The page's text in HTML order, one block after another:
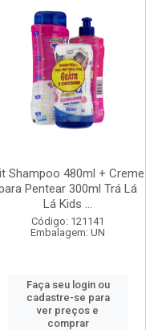
Shampoo 480ml + Creme
Pentear 300ml Trá Lá
Lá Kids ...
Código: 121141
Embalagem: UN
Faça seu login ou
cadastre-se para
ver preços e
comprar